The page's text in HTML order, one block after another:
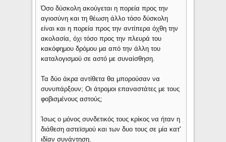
Όσο δύσκολη ακούγεται η πορεία προς την
αγιοσύνη και τη θέωση άλλο τόσο δύσκολη
είναι και η πορεία προς την αντίπερα όχθη την
ακολασία, όχι τόσο προς την πλευρά του
κακόφημου δρόμου μα από την άλλη του
καταλογισμού σε αστό με συναίσθηση.
Τα δύο άκρα αντίθετα θα μπορούσαν να
συνυπάρξουν; Οι άτρομοι επαναστάτες με τους
φοβισμένους αστούς;
Ίσως ο μόνος συνδετικός τους κρίκος να ήταν η
διάθεση αστεϊσμού και των δυο τους σε μία κατ'
ιδίαν συνάντηση.